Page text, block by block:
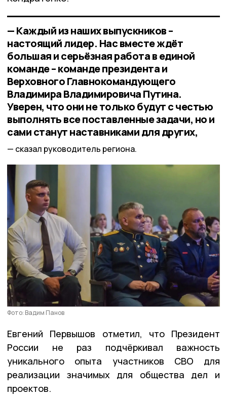
— Каждый из наших выпускников –
настоящий лидер. Нас вместе ждёт
большая и серьёзная работа в единой
команде – команде президента и
Верховного Главнокомандующего
Владимира Владимировича Путина.
Уверен, что они не только будут с честью
выполнять все поставленные задачи, но и
сами станут наставниками для других,
сказал руководитель региона.
Фото: Вадим Панов
Евгений Первышов отметил, что Президент
России не раз подчёркивал важность
уникального опыта участников СВО для
реализации значимых для общества дел и
проектов.